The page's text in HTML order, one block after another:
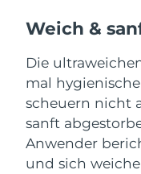
Weich &
Die
mal
scheuern nicht
sanft
Anwender
und sich